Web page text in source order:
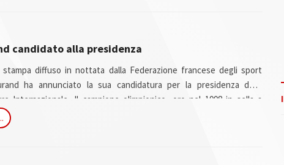
candidato alla presidenza
diffuso in nottata dalla Federazione francese degli sport
ha annunciato la sua candidatura per la presidenza della
Internazionale. Il campione olimpionico, oro nel 1998 in sella a
della Federazione ferancese dal 1993 al 1998. Ufficiale della
dell'INSEP dal dicembre 2008. Durand ha detto che non farà